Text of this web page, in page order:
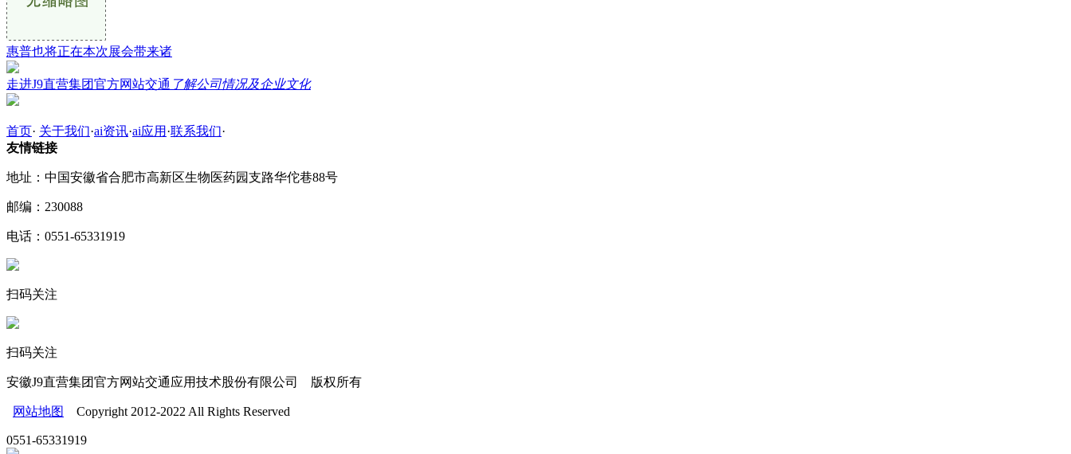
惠普也将正在本次展会带来诸
走进J9直营集团官方网站交通 了解公司情况及企业文化
首页· 关于我们·ai资讯·ai应用 ·联系我们·
友情链接
地址：中国安徽省合肥市高新区生物医药园支路华佗巷88号
邮编：230088
电话：0551-65331919
扫码关注
扫码关注
安徽J9直营集团官方网站交通应用技术股份有限公司 版权所有
网站地图 Copyright 2012-2022 All Rights Reserved
0551-65331919